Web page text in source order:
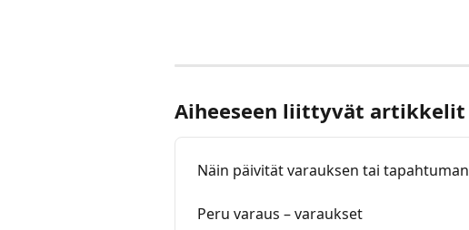
Aiheeseen liittyvät artikkelit
Näin päivität varauksen tai tapahtuman
Peru varaus – varaukset